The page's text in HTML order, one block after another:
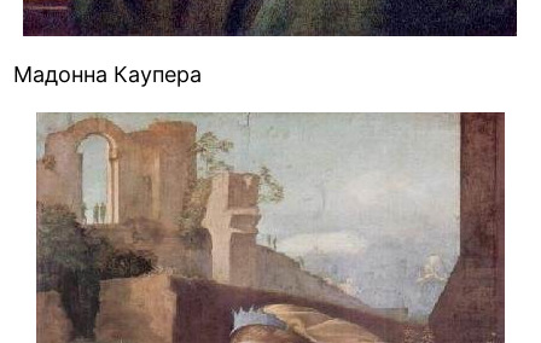
Мадонна Каупера